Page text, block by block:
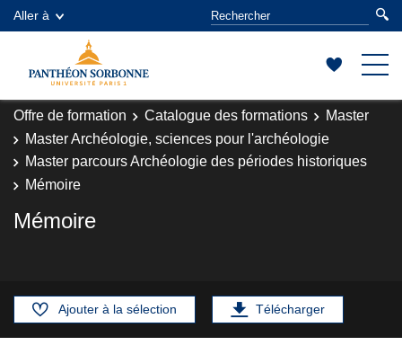
Aller à
Offre de formation Catalogue des formations
Master
Master Archéologie, sciences pour l'archéologie
Master parcours Archéologie des périodes historiques
Mémoire
Mémoire
Ajouter à la sélection Télécharger